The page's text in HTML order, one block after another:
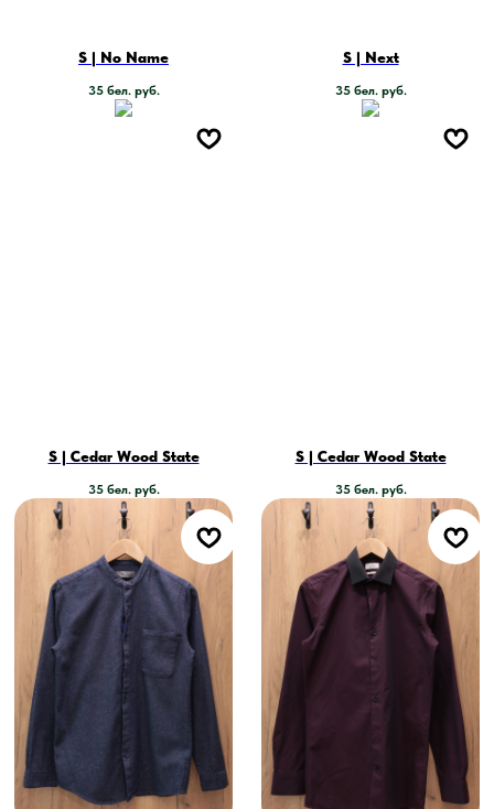
S | No Name
35 бел. руб.
S | Next
35 бел. руб.
S | Cedar Wood State
35 бел. руб.
S | Cedar Wood State
35 бел. руб.